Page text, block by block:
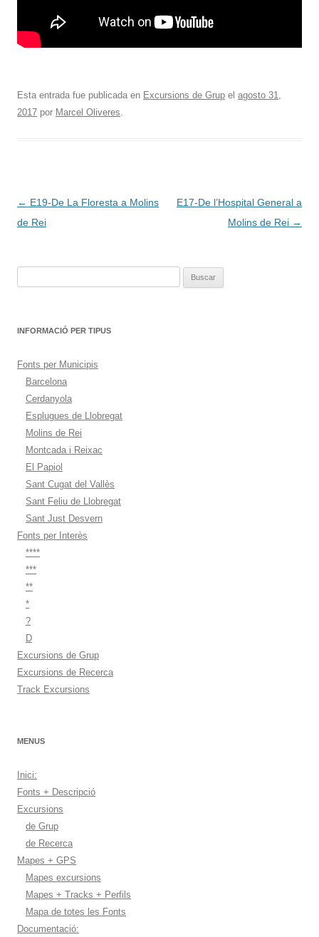
Esta entrada fue publicada en Excursions de Grup el agosto 31,
2017 por Marcel Oliveres.
Navegación
de
← E19-De La Floresta a Molins
de Rei
E17-De l’Hospital General a
Molins de Rei →
INFORMACIÓ PER TIPUS
Fonts per Municipis
Barcelona
Cerdanyola
Esplugues de Llobregat
Molins de Rei
Montcada i Reixac
El Papiol
Sant Cugat del Vallès
Sant Feliu de Llobregat
Sant Just Desvern
Fonts per Interès
****
***
**
*
?
D
Excursions de Grup
Excursions de Recerca
Track Excursions
MENUS
Inici:
Fonts + Descripció
Excursions
de Grup
de Recerca
Mapes + GPS
Mapes excursions
Mapes + Tracks + Perfils
Mapa de totes les Fonts
Documentació: